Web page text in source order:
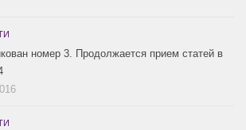
номер 3. Продолжается прием статей в